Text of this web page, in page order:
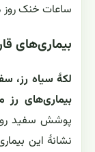
ساعات خنک
بیماری‌های
لکۀ سیاه رز،
بیماری‌های رز
پوشش سفید روی
نشانۀ این